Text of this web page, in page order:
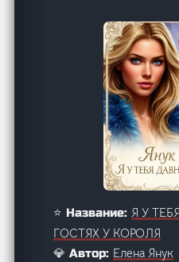
⭐ Название:Я У
ГОСТЯХ У КОРОЛЯ
💎 Автор: Елена Янук